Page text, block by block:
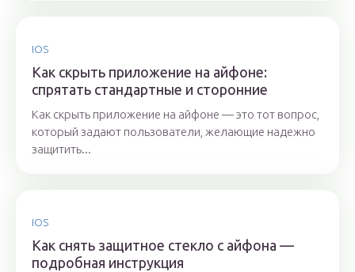
IOS
Как скрыть приложение на айфоне:
спрятать стандартные и сторонние
Как скрыть приложение на айфоне — это тот вопрос,
который задают пользователи, желающие надежно
защитить...
IOS
Как снять защитное стекло с айфона —
подробная инструкция